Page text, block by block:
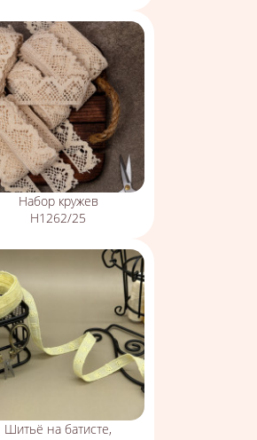
Набор кружев
Н1262/25
Шитьё на батисте,